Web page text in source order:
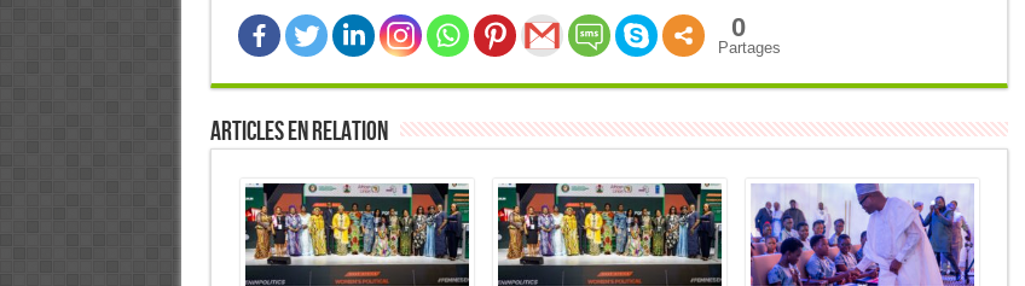
0
Partages
Articles en relation